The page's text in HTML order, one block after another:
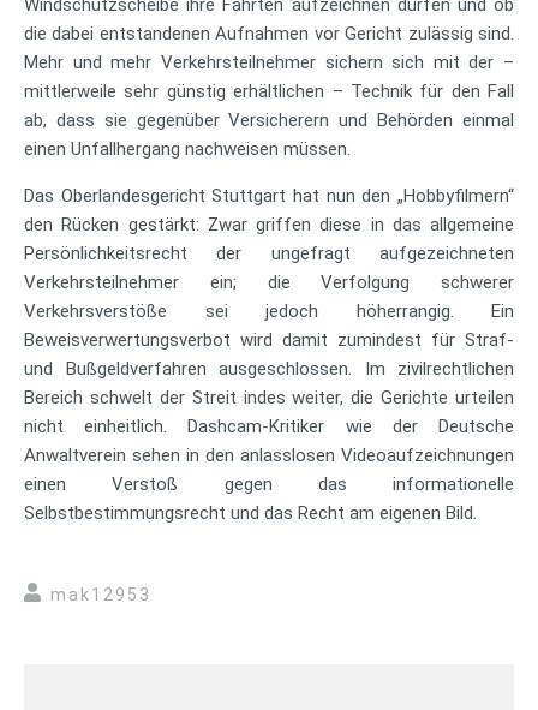
Windschutzscheibe ihre Fahrten aufzeichnen dürfen und ob
die dabei entstandenen Aufnahmen vor Gericht zulässig sind.
Mehr und mehr Verkehrsteilnehmer sichern sich mit der –
mittlerweile sehr günstig erhältlichen – Technik für den Fall
ab, dass sie gegenüber Versicherern und Behörden einmal
einen Unfallhergang nachweisen müssen.
Das Oberlandesgericht Stuttgart hat nun den „Hobbyfilmern“
den Rücken gestärkt: Zwar griffen diese in das allgemeine
Persönlichkeitsrecht der ungefragt aufgezeichneten
Verkehrsteilnehmer ein; die Verfolgung schwerer
Verkehrsverstöße sei jedoch höherrangig. Ein
Beweisverwertungsverbot wird damit zumindest für Straf-
und Bußgeldverfahren ausgeschlossen. Im zivilrechtlichen
Bereich schwelt der Streit indes weiter, die Gerichte urteilen
nicht einheitlich. Dashcam-Kritiker wie der Deutsche
Anwaltverein sehen in den anlasslosen Videoaufzeichnungen
einen Verstoß gegen das informationelle
Selbstbestimmungsrecht und das Recht am eigenen Bild.
mak12953